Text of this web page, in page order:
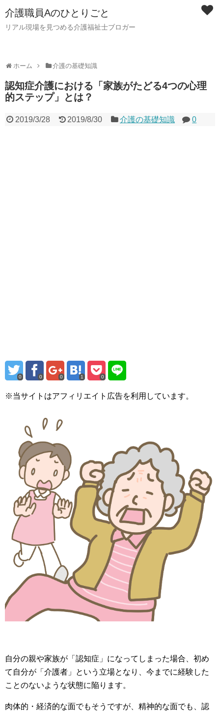
介護職員Aのひとりごと
リアル現場を見つめる介護福祉士ブロガー
ホーム 介護の基礎知識
認知症介護における「家族がたどる4つの心理
的ステップ」とは？
2019/3/28 2019/8/30 介護の基礎知識 0
0 0 0 1 0
※当サイトはアフィリエイト広告を利用しています。
自分の親や家族が「認知症」になってしまった場合、初め
て自分が「介護者」という立場となり、今までに経験した
ことのないような状態に陥ります。
肉体的・経済的な面でもそうですが、精神的な面でも、認